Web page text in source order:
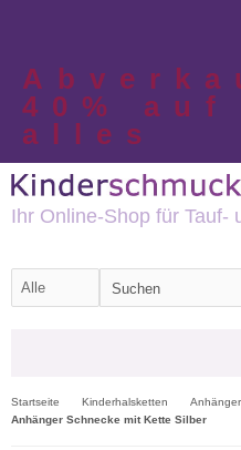
40% auf
alles
Ihr Online-Shop für Tauf-
Startseite Kinderhalsketten
Anhänger Schnecke mit Kette Silber